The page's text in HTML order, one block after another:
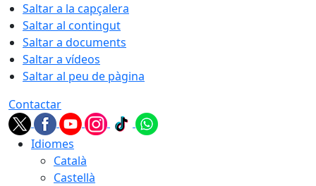
Saltar a la capçalera
Saltar al contingut
Saltar a documents
Saltar a vídeos
Saltar al peu de pàgina
Contactar
Idiomes
Català
Castellà